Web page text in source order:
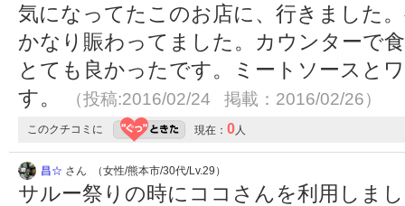
気になってたこのお店に、行きました
かなり賑わってました。カウンターで
とても良かったです。ミートソースと
す。
（投稿:2016/02/24 掲載：2016/02/26）
このクチコミに 現在： 0 人
昌☆ さん （女性/熊本市/30代/Lv.29）
サルー祭りの時にココさんを利用しま